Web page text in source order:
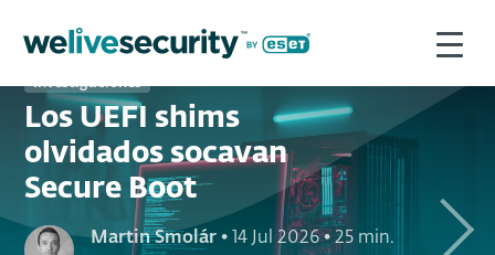
Martin Smolár • 14 Jul 2026•25 min.
Investigaciones
Los UEFI shims
olvidados socavan
Secure Boot
Next